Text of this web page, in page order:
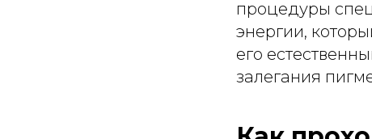
процедуры
энергии,
его
залегания